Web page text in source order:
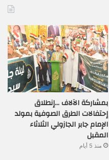
بمشاركة الآلاف …إنطلاق
إحتفالات الطرق الصوفية بمولد
الإمام جابر الجازولي الثلاثاء
المقبل
منذ 5 أيام